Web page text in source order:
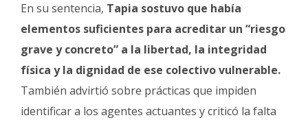
En su sentencia, Tapia sostuvo que había
elementos suficientes para acreditar un “riesgo
grave y concreto” a la libertad, la integridad
física y la dignidad de ese colectivo vulnerable.
También advirtió sobre prácticas que impiden
identificar a los agentes actuantes y criticó la falta